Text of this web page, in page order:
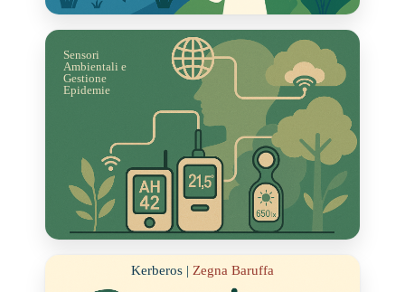
Sensori
Ambientali e
Gestione
Epidemie
Kerberos | Zegna Baruffa